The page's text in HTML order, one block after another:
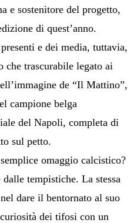
e sostenitore del progetto,
di quest’anno.
e dei media, tuttavia,
che trascurabile legato ai
de “Il Mattino”,
campione belga
del Napoli, completa di
sul petto.
omaggio calcistico?
tempistiche. La stessa
dare il bentornato al suo
dei tifosi con un